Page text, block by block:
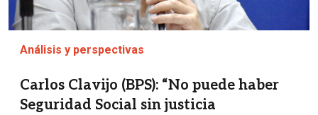
Análisis y perspectivas
Carlos Clavijo (BPS): “No puede haber
Seguridad Social sin justicia